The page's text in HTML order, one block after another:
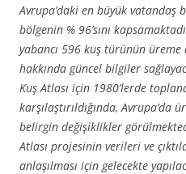
Avrupa’daki en büyük
bölgenin % 96’sını
yabancı 596 kuş türünün üreme
hakkında güncel bilgiler
Kuş Atlası için 1980’lerde
karşılaştırıldığında, Avrupa’da
belirgin değişiklikler
Atlası projesinin verileri ve
anlaşılması için gelecekte